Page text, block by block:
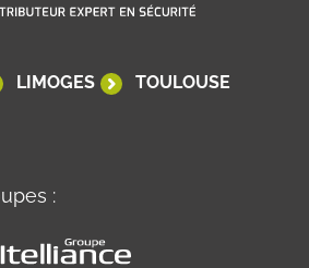
LIMOGES TOULOUSE
: